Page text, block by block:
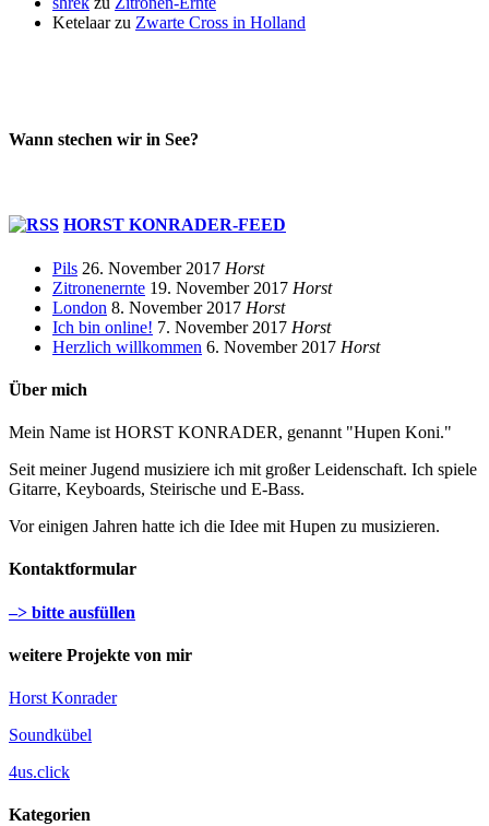
Ketelaarzu Zwarte Cross in Holland
Wann stechen wir in See?
HORST KONRADER-FEED
Pils 26. November 2017 Horst
Zitronenernte 19. November 2017 Horst
London 8. November 2017 Horst
Ich bin online! 7. November 2017 Horst
Herzlich willkommen 6. November 2017 Horst
Über mich
Mein Name ist HORST KONRADER, genannt "Hupen Koni."
Seit meiner Jugend musiziere ich mit großer Leidenschaft. Ich spiele
Gitarre, Keyboards, Steirische und E-Bass.
Vor einigen Jahren hatte ich die Idee mit Hupen zu musizieren.
Kontaktformular
–> bitte ausfüllen
weitere Projekte von mir
Horst Konrader
Soundkübel
4us.click
Kategorien